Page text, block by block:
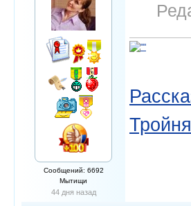
Сообщений: 6692
Мытищи
44 дня назад